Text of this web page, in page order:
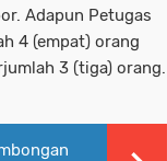
Adapun Petugas
4 (empat) orang
3 (tiga) orang.